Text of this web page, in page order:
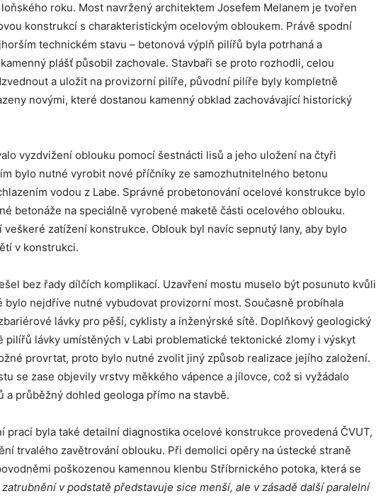
roku. Most navržený architektem Josefem Melanem je tvořen
konstrukcí s charakteristickým ocelovým obloukem. Právě spodní
technickém stavu – betonová výplň pilířů byla potrhaná a
plášť působil zachovale. Stavbaři se proto rozhodli, celou
a uložit na provizorní pilíře, původní pilíře byly kompletně
novými, které dostanou kamenný obklad zachovávající historický
vyzdvižení oblouku pomocí šestnácti lisů a jeho uložení na čtyři
bylo nutné vyrobit nové příčníky ze samozhutnitelného betonu
vodou z Labe. Správné probetonování ocelové konstrukce bylo
betonáže na speciálně vyrobené maketě části ocelového oblouku.
zatížení konstrukce. Oblouk byl navíc sepnutý lany, aby bylo
v konstrukci.
bez řady dílčích komplikací. Uzavření mostu muselo být posunuto kvůli
bylo nejdříve nutné vybudovat provizorní most. Současně probíhala
lávky pro pěší, cyklisty a inženýrské sítě. Doplňkový geologický
pilířů lávky umístěných v Labi problematické tektonické zlomy i výskyt
provrtat, proto bylo nutné zvolit jiný způsob realizace jejího založení.
se zase objevily vrstvy měkkého vápence a jílovce, což si vyžádalo
a průběžný dohled geologa přímo na stavbě.
prací byla také detailní diagnostika ocelové konstrukce provedená ČVUT,
trvalého zavětrování oblouku. Při demolici opěry na ústecké straně
poškozenou kamennou klenbu Stříbrnického potoka, která se
zatrubnění v podstatě představuje sice menší, ale v zásadě další paralelní